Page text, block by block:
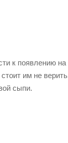
к появлению
им не
сыпи.